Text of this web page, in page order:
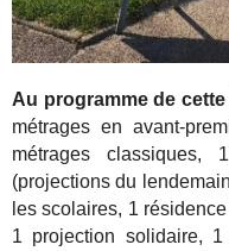
Au programme de
métrages en avant-
métrages classiques,
(projections du
les scolaires, 1
1 projection solidaire,